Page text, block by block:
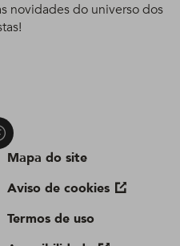
Mapa do site
Aviso de cookies
Termos de uso
novidades do universo dos